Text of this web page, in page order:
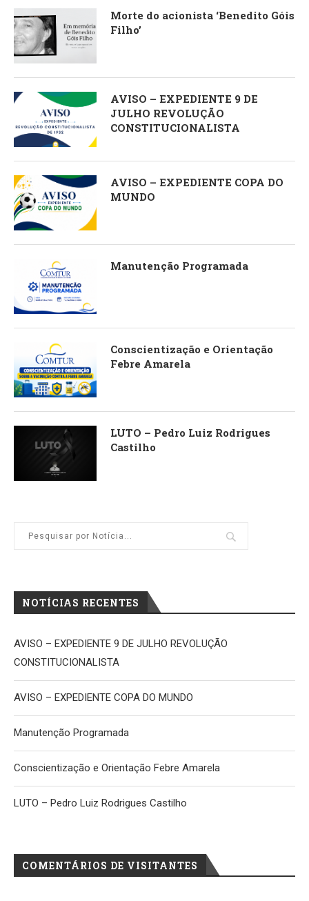
Morte do acionista ‘Benedito Góis
Filho’
AVISO – EXPEDIENTE 9 DE
JULHO REVOLUÇÃO
CONSTITUCIONALISTA
AVISO – EXPEDIENTE COPA DO
MUNDO
Manutenção Programada
Conscientização e Orientação
Febre Amarela
LUTO – Pedro Luiz Rodrigues
Castilho
NOTÍCIAS RECENTES
AVISO – EXPEDIENTE 9 DE JULHO REVOLUÇÃO
CONSTITUCIONALISTA
AVISO – EXPEDIENTE COPA DO MUNDO
Manutenção Programada
Conscientização e Orientação Febre Amarela
LUTO – Pedro Luiz Rodrigues Castilho
COMENTÁRIOS DE VISITANTES